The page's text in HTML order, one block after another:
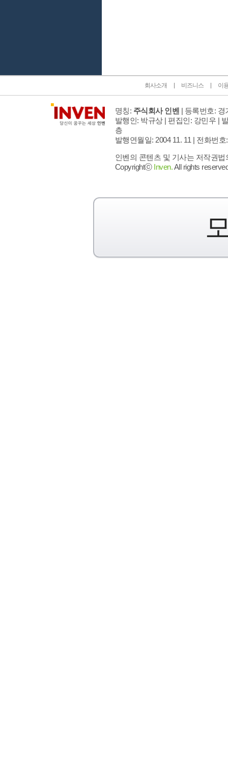
회사소개 비즈니스 이
명칭: 주식회사 인벤 | 등록번호: 경
발행인: 박규상 | 편집인: 강민우 |
층
발행연월일: 2004 11. 11 | 전화번호
인벤의 콘텐츠 및 기사는 저작권
Copyrightⓒ Inven.All rights